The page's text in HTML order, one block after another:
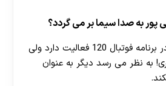
پور به صدا سیما بر می گردد؟
عادل هنوز هم در برنامه فوتبال 120 فعالیت دارد ولی
به نظر می رسد دیگر به عنوان